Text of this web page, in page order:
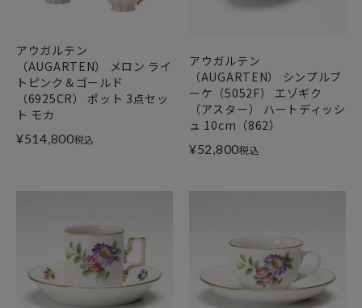
アウガルテン
（AUGARTEN） メロン ライ
トピンク＆ゴールド
（6925CR） ポット 3点セッ
ト モカ
¥514,800税込
アウガルテン
（AUGARTEN） シンプルブ
ーケ（5052F） エゾギク
（アスター） ハートディッシ
ュ 10cm（862）
¥52,800税込